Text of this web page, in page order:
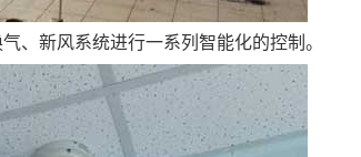
、新风系统进行一系列智能化的控制。